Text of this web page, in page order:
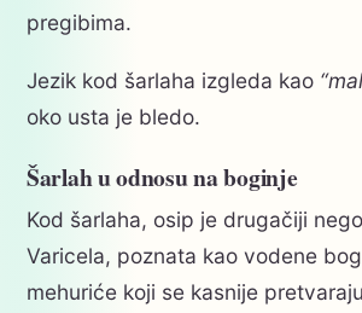
pregibima.
Jezik kod šarlaha izgleda kao
oko usta je bledo.
Šarlah u odnosu na boginje
Kod šarlaha, osip je drugačiji
Varicela, poznata kao vodene
mehuriće koji se kasnije